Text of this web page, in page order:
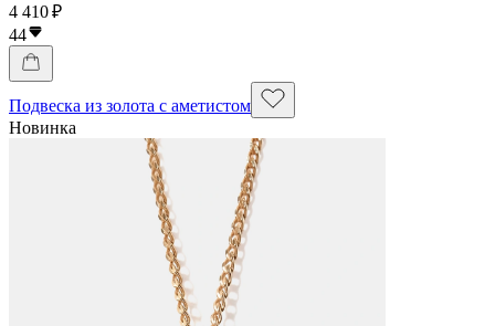
4 410 ₽
44
Подвеска из золота с аметистом
Новинка